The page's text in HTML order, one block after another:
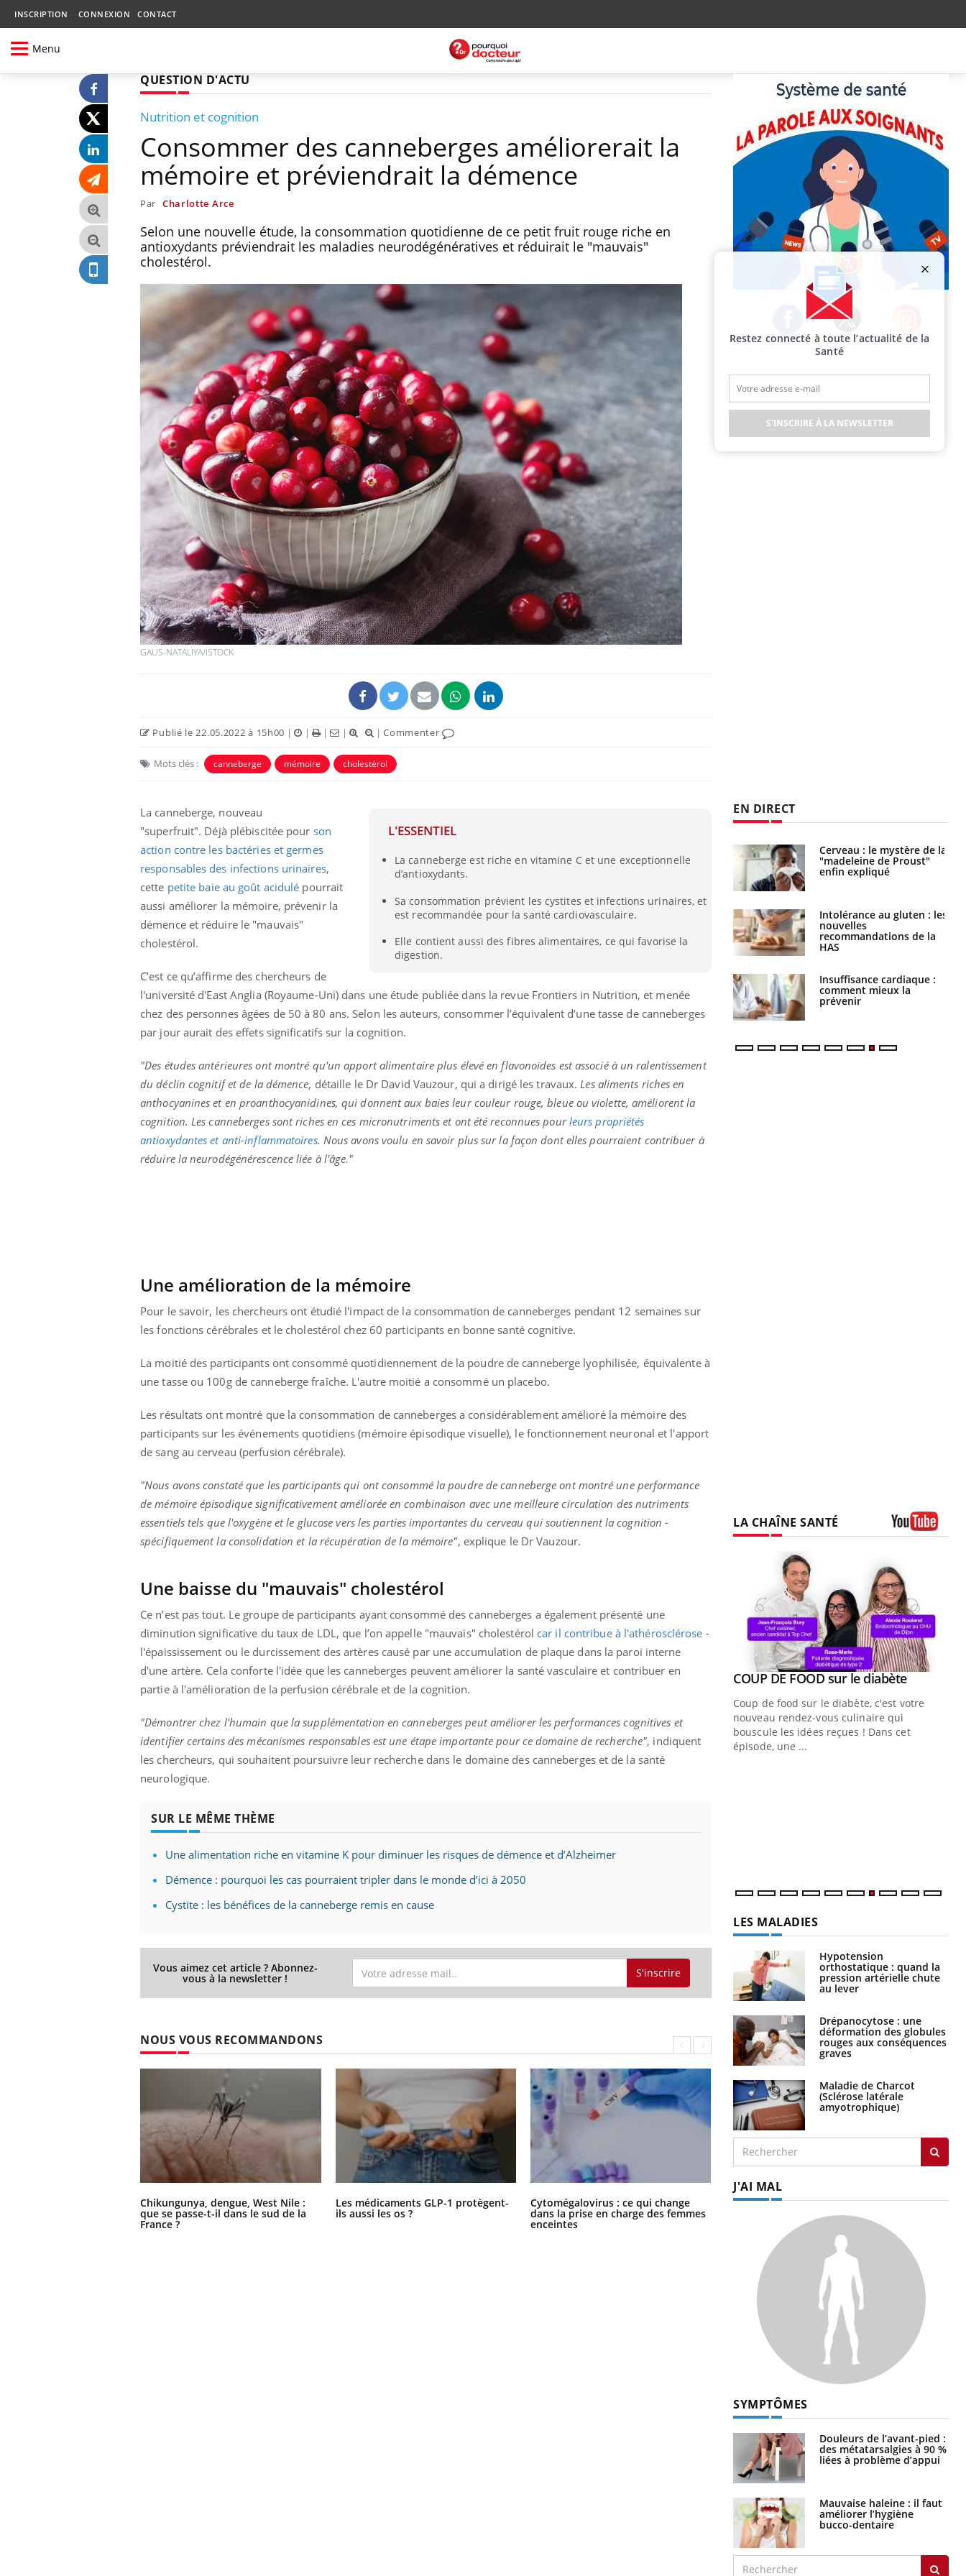
INSCRIPTION CONNEXION CONTACT
Menu
QUESTION D'ACTU
Nutrition et cognition
Consommer des canneberges améliorerait la
mémoire et préviendrait la démence
Par Charlotte Arce
Selon une nouvelle étude, la consommation quotidienne de ce petit fruit rouge riche en
antioxydants préviendrait les maladies neurodégénératives et réduirait le "mauvais"
cholestérol.
GAUS-NATALIYA/ISTOCK
Publié le 22.05.2022 à 15h00 | | | | |Commenter
Mots clés : canneberge mémoire cholestérol
L'ESSENTIEL
La canneberge est riche en vitamine C et une exceptionnelle
d’antioxydants.
Sa consommation prévient les cystites et infections urinaires, et
est recommandée pour la santé cardiovasculaire.
Elle contient aussi des fibres alimentaires, ce qui favorise la
digestion.
La canneberge, nouveau
"superfruit". Déjà plébiscitée pour son
action contre les bactéries et germes
responsables des infections urinaires,
cette petite baie au goût acidulé pourrait
aussi améliorer la mémoire, prévenir la
démence et réduire le "mauvais"
cholestérol.
C’est ce qu’affirme des chercheurs de
l'université d'East Anglia (Royaume-Uni) dans une étude publiée dans la revue Frontiers in Nutrition, et menée
chez des personnes âgées de 50 à 80 ans. Selon les auteurs, consommer l’équivalent d’une tasse de canneberges
par jour aurait des effets significatifs sur la cognition.
"Des études antérieures ont montré qu'un apport alimentaire plus élevé en flavonoïdes est associé à un ralentissement
du déclin cognitif et de la démence, détaille le Dr David Vauzour, qui a dirigé les travaux.Les aliments riches en
anthocyanines et en proanthocyanidines, qui donnent aux baies leur couleur rouge, bleue ou violette, améliorent la
cognition. Les canneberges sont riches en ces micronutriments et ont été reconnues pourleurs propriétés
antioxydantes et anti-inflammatoires. Nous avons voulu en savoir plus sur la façon dont elles pourraient contribuer à
réduire la neurodégénérescence liée à l'âge."
Une amélioration de la mémoire
Pour le savoir, les chercheurs ont étudié l'impact de la consommation de canneberges pendant 12 semaines sur
les fonctions cérébrales et le cholestérol chez 60 participants en bonne santé cognitive.
La moitié des participants ont consommé quotidiennement de la poudre de canneberge lyophilisée, équivalente à
une tasse ou 100g de canneberge fraîche. L'autre moitié a consommé un placebo.
Les résultats ont montré que la consommation de canneberges a considérablement amélioré la mémoire des
participants sur les événements quotidiens (mémoire épisodique visuelle), le fonctionnement neuronal et l'apport
de sang au cerveau (perfusion cérébrale).
"Nous avons constaté que les participants qui ont consommé la poudre de canneberge ont montré une performance
de mémoire épisodique significativement améliorée en combinaison avec une meilleure circulation des nutriments
essentiels tels que l'oxygène et le glucose vers les parties importantes du cerveau qui soutiennent la cognition -
spécifiquement la consolidation et la récupération de la mémoire", explique le Dr Vauzour.
Une baisse du "mauvais" cholestérol
Ce n’est pas tout. Le groupe de participants ayant consommé des canneberges a également présenté une
diminution significative du taux de LDL, que l’on appelle "mauvais" cholestérol car il contribue à l'athérosclérose -
l'épaississement ou le durcissement des artères causé par une accumulation de plaque dans la paroi interne
d'une artère. Cela conforte l'idée que les canneberges peuvent améliorer la santé vasculaire et contribuer en
partie à l'amélioration de la perfusion cérébrale et de la cognition.
"Démontrer chez l'humain que la supplémentation en canneberges peut améliorer les performances cognitives et
identifier certains des mécanismes responsables est une étape importante pour ce domaine de recherche", indiquent
les chercheurs, qui souhaitent poursuivre leur recherche dans le domaine des canneberges et de la santé
neurologique.
SUR LE MÊME THÈME
Une alimentation riche en vitamine K pour diminuer les risques de démence et d’Alzheimer
Démence : pourquoi les cas pourraient tripler dans le monde d’ici à 2050
Cystite : les bénéfices de la canneberge remis en cause
Vous aimez cet article ? Abonnez-
vous à la newsletter ! S'inscrire
NOUS VOUS RECOMMANDONS
Chikungunya, dengue, West Nile :
que se passe-t-il dans le sud de la
France ?
Les médicaments GLP-1 protègent-
ils aussi les os ?
Cytomégalovirus : ce qui change
dans la prise en charge des femmes
enceintes
La sieste empêche-t-elle de dormir
Facebook Twitter Instagram
EN DIRECT
Mordue par un
barracuda, une petite fille
secourue grâce à un
réflexe essentiel
Légionellose en Suisse :
quelle est l’origine de la
contamination ?
Allergies alimentaires :
une nouvelle arme contre
les réactions sévères
sommeil des enfants en
vacances ?
Bilan prévention : ce que
bientôt faire
traitement autorisé aux
États-Unis ?
Cerveau : le mystère de la
"madeleine de Proust"
enfin expliqué
Intolérance au gluten : les
nouvelles
recommandations de la
HAS
Insuffisance cardiaque :
comment mieux la
prévenir
Le décalage des horaires
d'été : quel impact sur le
sommeil ?
Grossesse : ces polluants
pourraient influencer le
poids des enfants
Autisme : pourquoi le
cerveau reconnaît-il les
visages autrement ?
LA CHAÎNE SANTÉ
Diabète & Ramadan 2026Youtube
nombreuses personnes atteintes de
diabète, c'est une période de questions, de
défis, mais ...
Youtube
Un « jumeau numérique » pour
faciliter l’accès à la médecine
Un établissement lié à un groupe
mutualiste innove en matière de bilan de
santé : l'utilisation d'un « jumeau
Youtube
COUP DE FOOD sur le diabèteYoutube
Coup de food sur le diabète, c'est votre
nouveau rendez-vous culinaire qui
bouscule les idées reçues ! Dans cet
épisode, une ...
LES MALADIES
Hypotension
orthostatique : quand la
pression artérielle chute
au lever
Drépanocytose : une
déformation des globules
rouges aux conséquences
graves
Maladie de Charcot
(Sclérose latérale
amyotrophique)
J'AI MAL
SYMPTÔMES
Douleurs de l’avant-pied :
des métatarsalgies à 90 %
liées à problème d’appui
Mauvaise haleine : il faut
améliorer l’hygiène
bucco-dentaire
Restez connecté à toute l’actualité de la
Santé
S'INSCRIRE À LA NEWSLETTER